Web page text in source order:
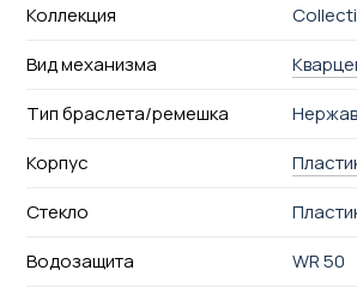
Коллекция
Вид механизма
Тип браслета/ремешка
Корпус
Стекло
Водозащита
WR 50